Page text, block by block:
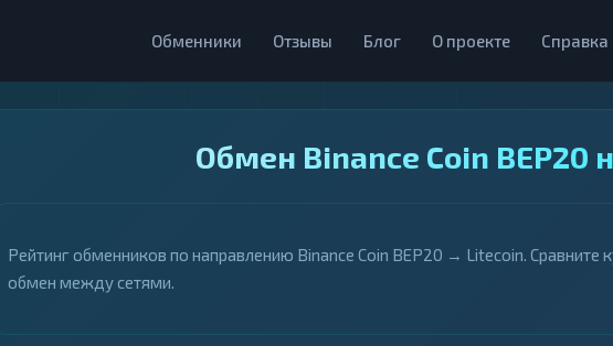
Обменники Отзывы Блог О проекте Справка
Обмен Binance Coin BEP20
Рейтинг обменников по направлению Binance Coin BEP20 → Litecoin.
обмен между сетями.